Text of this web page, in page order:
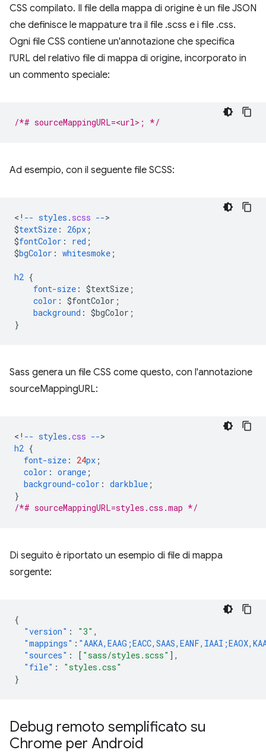
CSS compilato. Il file della mappa di origine è un file JSON
che definisce le mappature tra il file .scss e i file .css.
Ogni file CSS contiene un'annotazione che specifica
l'URL del relativo file di mappa di origine, incorporato in
un commento speciale:
/*# sourceMappingURL=<url>; */
Ad esempio, con il seguente file SCSS:
< ! -- styles . scss --
$textSize : 26px ;
$fontColor : red ;
$bgColor : whitesmoke ;
h2 {
font-size : $textSize ;
color : $fontColor ;
background : $bgColor ;
}
Sass genera un file CSS come questo, con l'annotazione
sourceMappingURL:
< ! -- styles .css --
h2 {
font-size : 24px ;
color : orange ;
background-color : darkblue ;
}
/*# sourceMappingURL=styles.css.map */
Di seguito è riportato un esempio di file di mappa
sorgente:
{
"version" : "3" ,
"mappings" :
"sources" : [ "sass/styles.scss" ],
"file" :
"styles.css"
}
Debug remoto semplificato su
Chrome per Android